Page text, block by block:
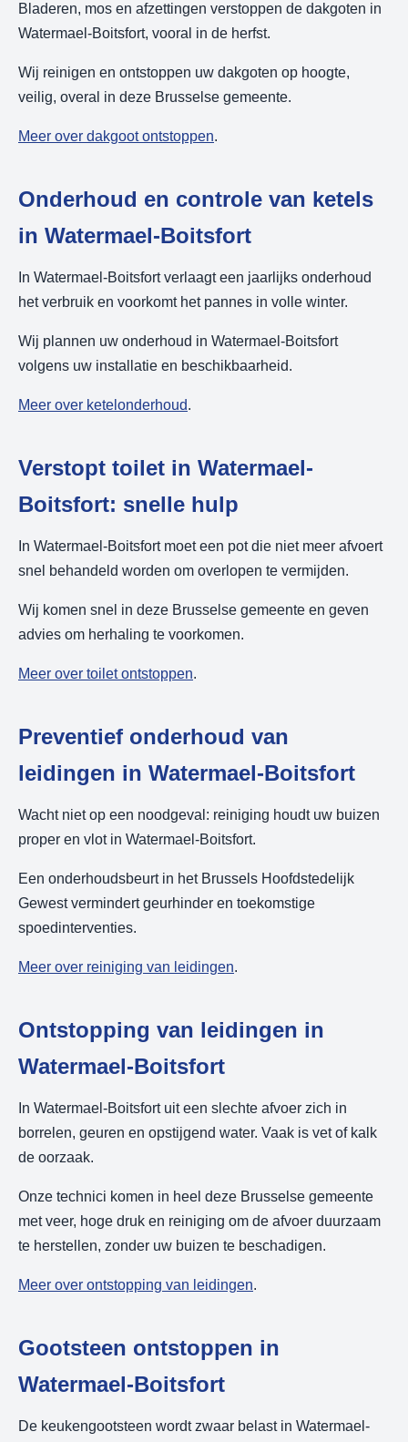
Bladeren, mos en afzettingen verstoppen de dakgoten in
Watermael-Boitsfort, vooral in de herfst.
Wij reinigen en ontstoppen uw dakgoten op hoogte,
veilig, overal in deze Brusselse gemeente.
Meer over dakgoot ontstoppen.
Onderhoud en controle van ketels
in Watermael-Boitsfort
In Watermael-Boitsfort verlaagt een jaarlijks onderhoud
het verbruik en voorkomt het pannes in volle winter.
Wij plannen uw onderhoud in Watermael-Boitsfort
volgens uw installatie en beschikbaarheid.
Meer over ketelonderhoud.
Verstopt toilet in Watermael-
Boitsfort: snelle hulp
In Watermael-Boitsfort moet een pot die niet meer afvoert
snel behandeld worden om overlopen te vermijden.
Wij komen snel in deze Brusselse gemeente en geven
advies om herhaling te voorkomen.
Meer over toilet ontstoppen.
Preventief onderhoud van
leidingen in Watermael-Boitsfort
Wacht niet op een noodgeval: reiniging houdt uw buizen
proper en vlot in Watermael-Boitsfort.
Een onderhoudsbeurt in het Brussels Hoofdstedelijk
Gewest vermindert geurhinder en toekomstige
spoedinterventies.
Meer over reiniging van leidingen.
Ontstopping van leidingen in
Watermael-Boitsfort
In Watermael-Boitsfort uit een slechte afvoer zich in
borrelen, geuren en opstijgend water. Vaak is vet of kalk
de oorzaak.
Onze technici komen in heel deze Brusselse gemeente
met veer, hoge druk en reiniging om de afvoer duurzaam
te herstellen, zonder uw buizen te beschadigen.
Meer over ontstopping van leidingen.
Gootsteen ontstoppen in
Watermael-Boitsfort
De keukengootsteen wordt zwaar belast in Watermael-